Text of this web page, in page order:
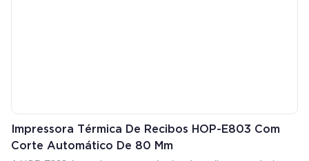
Impressora Térmica De Recibos HOP-E803 Com
Corte Automático De 80 Mm